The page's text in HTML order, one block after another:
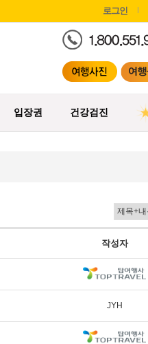
로그인
입장권 건강검진
작성자
JYH